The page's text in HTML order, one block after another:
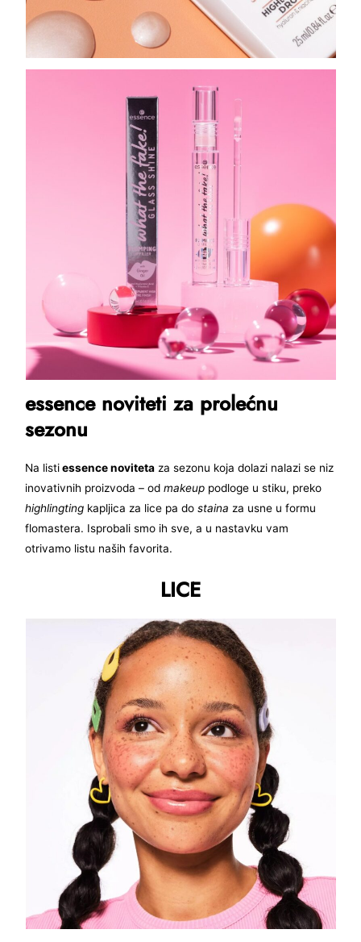
essence noviteti za prolećnu
sezonu
Na listiessence noviteta za sezonu koja dolazi nalazi se niz
inovativnih proizvoda – odmakeup podloge u stiku, preko
highlingting kapljica za lice pa dostaina za usne u formu
flomastera. Isprobali smo ih sve, a u nastavku vam
otrivamo listu naših favorita.
LICE